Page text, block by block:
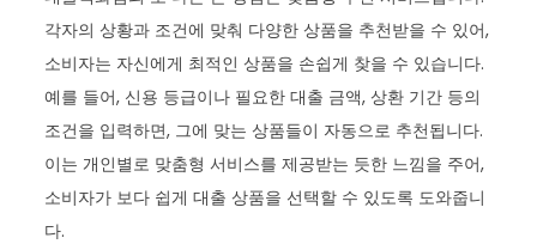
각자의 상황과 조건에 맞춰 다양한 상품을 추천받을 수 있어,
소비자는 자신에게 최적인 상품을 손쉽게 찾을 수 있습니다.
예를 들어, 신용 등급이나 필요한 대출 금액, 상환 기간 등의
조건을 입력하면, 그에 맞는 상품들이 자동으로 추천됩니다.
이는 개인별로 맞춤형 서비스를 제공받는 듯한 느낌을 주어,
소비자가 보다 쉽게 대출 상품을 선택할 수 있도록 도와줍니
다.